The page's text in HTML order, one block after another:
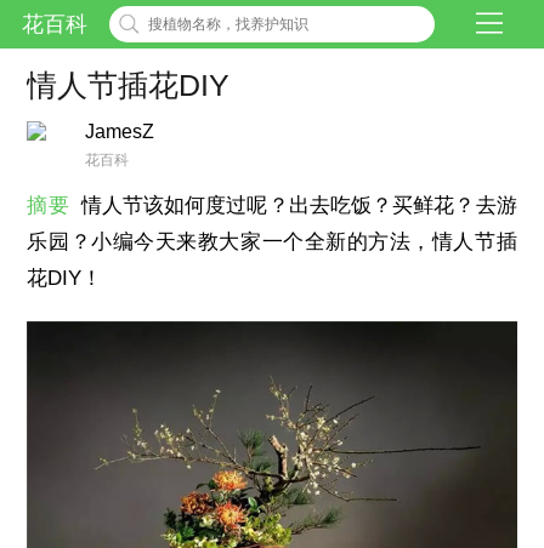
花百科
情人节插花DIY
JamesZ
花百科
摘要 情人节该如何度过呢？出去吃饭？买鲜花？去游
乐园？小编今天来教大家一个全新的方法，情人节插
花DIY！